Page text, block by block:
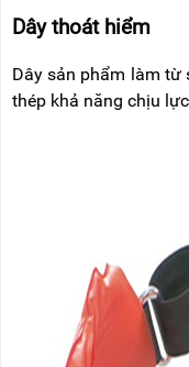
Dây thoát hiểm
Dây sản phẩm làm từ
thép khả năng chịu